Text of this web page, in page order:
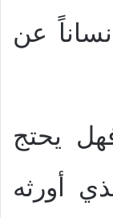
عن
يحتج
أورثه